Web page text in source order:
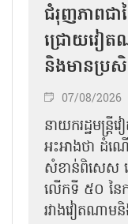
ជំរុញភាពជា
ជ្រោយវៀតណ
និងមានប្រសិ
07/08/2026
នាយករដ្ឋមន្
អះអាងថា ដំណ
សំខាន់ពិសេស
លើកទី ៥០ នៃក
រវាងវៀតណាម